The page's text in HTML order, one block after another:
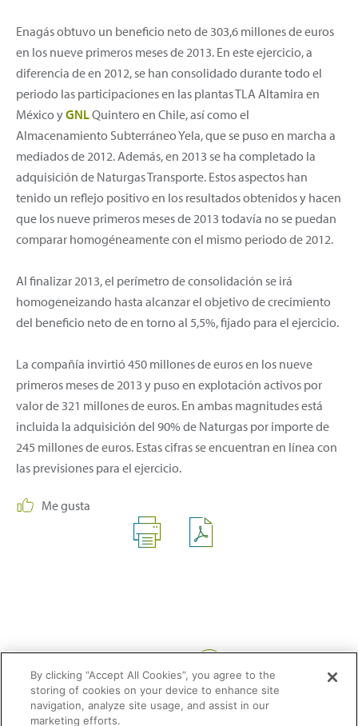
Enagás obtuvo un beneficio neto de 303,6 millones de euros
en los nueve primeros meses de 2013. En este ejercicio, a
diferencia de en 2012, se han consolidado durante todo el
periodo las participaciones en las plantas TLA Altamira en
México yGNLQuintero en Chile, así como el
Almacenamiento Subterráneo Yela, que se puso en marcha a
mediados de 2012. Además, en 2013 se ha completado la
adquisición de Naturgas Transporte. Estos aspectos han
tenido un reflejo positivo en los resultados obtenidos y hacen
que los nueve primeros meses de 2013 todavía no se puedan
comparar homogéneamente con el mismo periodo de 2012.
Al finalizar 2013, el perímetro de consolidación se irá
homogeneizando hasta alcanzar el objetivo de crecimiento
del beneficio neto de en torno al 5,5%, fijado para el ejercicio.
La compañía invirtió 450 millones de euros en los nueve
primeros meses de 2013 y puso en explotación activos por
valor de 321 millones de euros. En ambas magnitudes está
incluida la adquisición del 90% de Naturgas por importe de
245 millones de euros. Estas cifras se encuentran en línea con
las previsiones para el ejercicio.
Me gusta
By clicking “Accept All Cookies”, you agree to the
storing of cookies on your device to enhance site
navigation, analyze site usage, and assist in our
marketing efforts.